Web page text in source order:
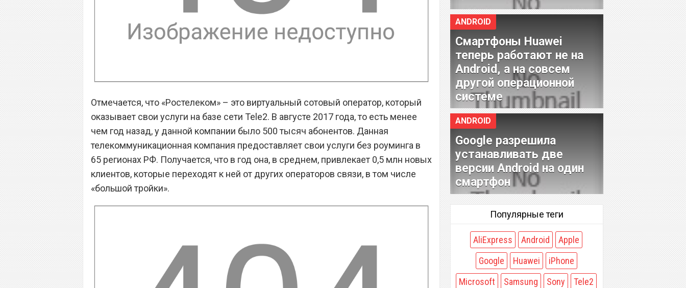
Отмечается, что «Ростелеком» – это виртуальный сотовый оператор, который
оказывает свои услуги на базе сети Tele2. В августе 2017 года, то есть менее
чем год назад, у данной компании было 500 тысяч абонентов. Данная
телекоммуникационная компания предоставляет свои услуги без роуминга в
65 регионах РФ. Получается, что в год она, в среднем, привлекает 0,5 млн новых
клиентов, которые переходят к ней от других операторов связи, в том числе
«большой тройки».
ANDROID
Смартфоны Huawei
теперь работают не на
Android, а на совсем
другой операционной
системе
ANDROID
Google разрешила
устанавливать две
версии Android на один
смартфон
Популярные теги
AliExpress Android
Apple
Google
Huawei
iPhone
Microsoft
Samsung Sony
Tele2